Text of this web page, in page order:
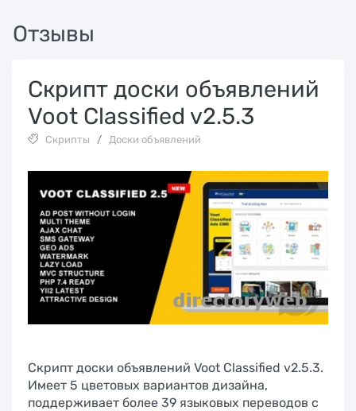
Отзывы
Скрипт доски объявлений
Voot Classified v2.5.3
Скрипты / Доски объявлений
Скрипт доски объявлений Voot Classified v2.5.3.
Имеет 5 цветовых вариантов дизайна,
поддерживает более 39 языковых переводов с